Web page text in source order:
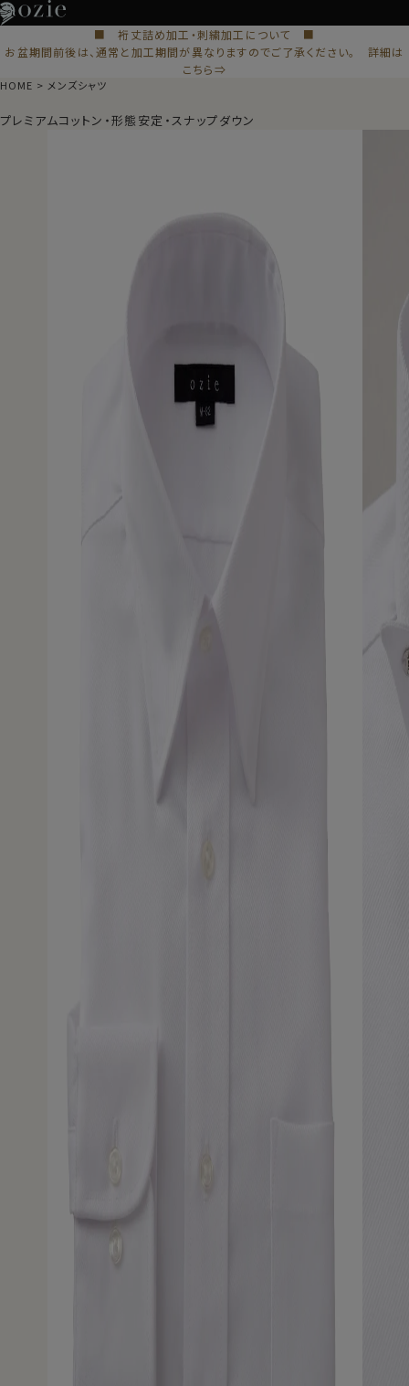
■ 裄丈詰め加工・刺繍加工について ■
お盆期間前後は、通常と加工期間が異なりますのでご了承ください。 詳細は
こちら⇒
HOME メンズシャツ
プレミアムコットン・形態安定・スナップダウン